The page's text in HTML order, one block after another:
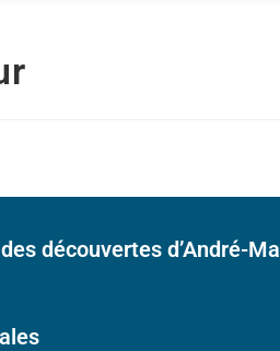
découvertes d’André-